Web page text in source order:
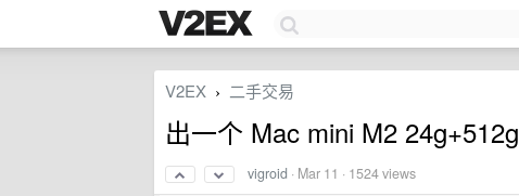
V2EX › 二手交易
出一个 Mac mini M2 24g+512g
vigroid · Mar 11 · 1524 views